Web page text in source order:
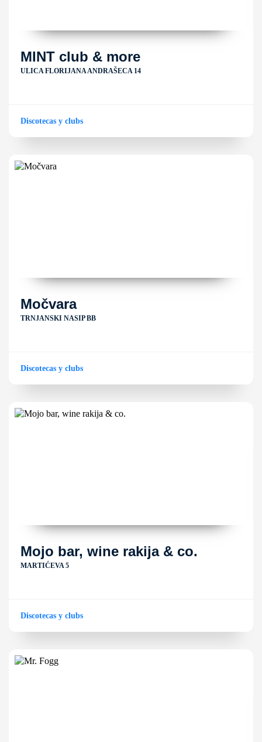
MINT club & more
ULICA FLORIJANA ANDRAŠECA 14
Discotecas y clubs
Močvara
TRNJANSKI NASIP BB
Discotecas y clubs
Mojo bar, wine rakija & co.
MARTIĆEVA 5
Discotecas y clubs